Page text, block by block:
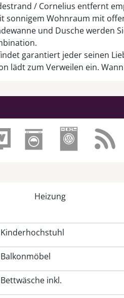
/ Cornelius entfernt
sonnigem Wohnraum mit
und Dusche werden
garantiert jeder seinen
lädt zum Verweilen ein.
Heizung
Kinderhochstuhl
Balkonmöbel
Bettwäsche inkl.